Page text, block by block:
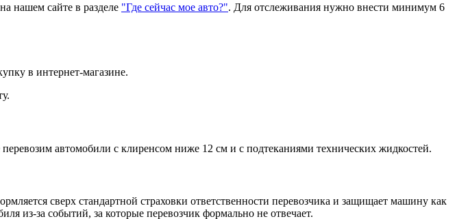
нашем сайте в разделе "Где сейчас мое авто?". Для отслеживания нужно внести минимум 6
в интернет‑магазине.
автомобили с клиренсом ниже 12 см и с подтеканиями технических жидкостей.
сверх стандартной страховки ответственности перевозчика и защищает машину как
из‑за событий, за которые перевозчик формально не отвечает.​